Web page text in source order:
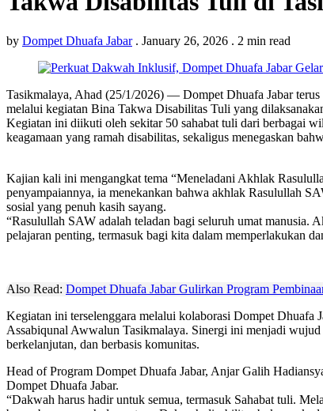
by Dompet Dhuafa Jabar . January 26, 2026 . 2 min read
Tasikmalaya, Ahad (25/1/2026) — Dompet Dhuafa Jabar
melalui kegiatan Bina Takwa Disabilitas Tuli yang
Kegiatan ini diikuti oleh sekitar 50 sahabat tuli dari berbagai
keagamaan yang ramah disabilitas, sekaligus menegaskan
Kajian kali ini mengangkat tema “Meneladani Akhlak
penyampaiannya, ia menekankan bahwa akhlak Rasulullah
sosial yang penuh kasih sayang.
“Rasulullah SAW adalah teladan bagi seluruh umat manusia.
pelajaran penting, termasuk bagi kita dalam memperlakukan
Also Read: Dompet Dhuafa Jabar Gulirkan Program
Kegiatan ini terselenggara melalui kolaborasi Dompet Dhuafa
Assabiqunal Awwalun Tasikmalaya. Sinergi ini menjadi
berkelanjutan, dan berbasis komunitas.
Head of Program Dompet Dhuafa Jabar, Anjar Galih
Dompet Dhuafa Jabar.
“Dakwah harus hadir untuk semua, termasuk Sahabat tuli.